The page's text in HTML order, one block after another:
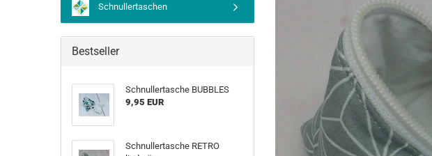
Schnullertaschen
Bestseller
Schnullertasche BUBBLES
9,95 EUR
Schnullertasche RETRO